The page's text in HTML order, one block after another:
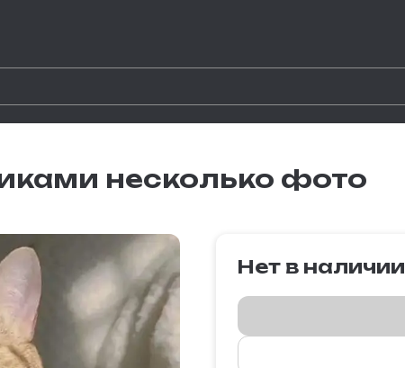
несколько фото
Нет в наличии